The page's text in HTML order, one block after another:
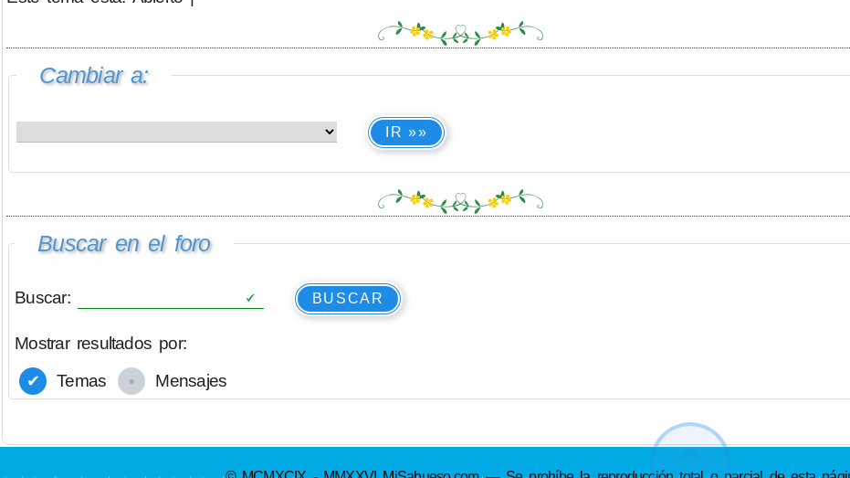
Cambiar a:
IR »»
Buscar en el foro
Buscar: BUSCAR
Mostrar resultados por:
Temas
Mensajes